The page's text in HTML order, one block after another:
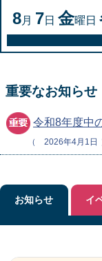
8月 7日 金曜日
重要なお知らせ
令和8年度中
2026年4月1日
お知らせ イ